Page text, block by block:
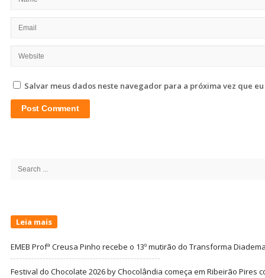
Salvar meus dados neste navegador para a próxima vez que
Search
Leia mais
EMEB Profª Creusa Pinho recebe o 13º mutirão do Transforma
Festival do Chocolate 2026 by Chocolândia começa em Ribeirão Pires